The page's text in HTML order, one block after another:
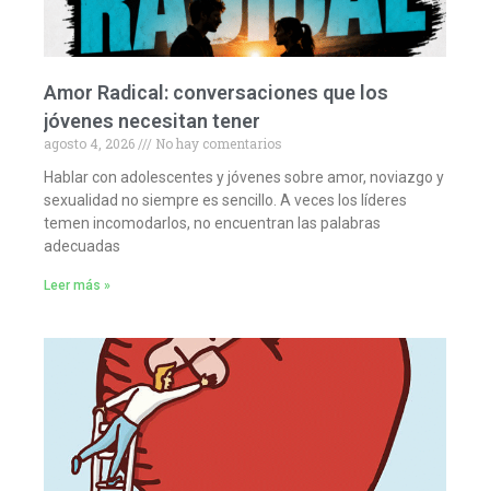
Amor Radical: conversaciones que los
jóvenes necesitan tener
agosto 4, 2026
No hay comentarios
Hablar con adolescentes y jóvenes sobre amor, noviazgo y
sexualidad no siempre es sencillo. A veces los líderes
temen incomodarlos, no encuentran las palabras
adecuadas
Leer más »